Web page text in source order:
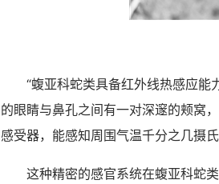
“蝮亚科蛇类具备红外线热感应能
的眼睛与鼻孔之间有一对深邃的颊窝
感受器，能感知周围气温千分之几摄
这种精密的感官系统在蝮亚科蛇类